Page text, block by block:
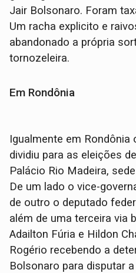
Jair Bolsonaro. Foram
Um racha explicito e
abandonado a própria
tornozeleira.
Em Rondônia
Igualmente em
dividiu para as eleições
Palácio Rio Madeira,
De um lado o vice-
de outro o deputado
além de uma terceira via
Adailton Fúria e Hildon
Rogério recebendo a
Bolsonaro para disputar